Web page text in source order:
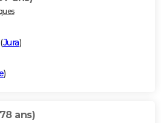
(Jura)
)
ans)